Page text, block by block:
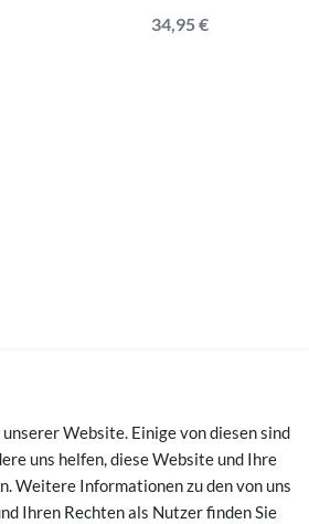
34,95 €
Website. Einige von diesen sind
uns helfen, diese Website und Ihre
Weitere Informationen zu den von uns
Ihren Rechten als Nutzer finden Sie